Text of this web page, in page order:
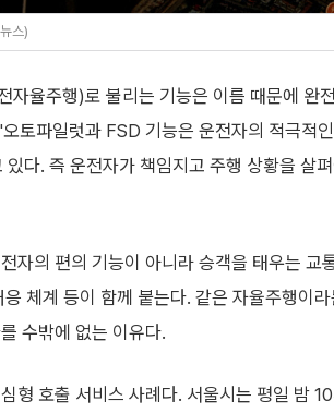
스)
자율주행)로 불리는 기능은 이름 때문에 완
토파일럿과 FSD 기능은 운전자의 적극적
다. 즉 운전자가 책임지고 주행 상황을 살
자의 편의 기능이 아니라 승객을 태우는
응 체계 등이 함께 붙는다. 같은 자율주행이
수밖에 없는 이유다.
형 호출 서비스 사례다. 서울시는 평일 밤